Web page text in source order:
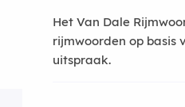
Het Van Dale
rijmwoorden op basis
uitspraak.